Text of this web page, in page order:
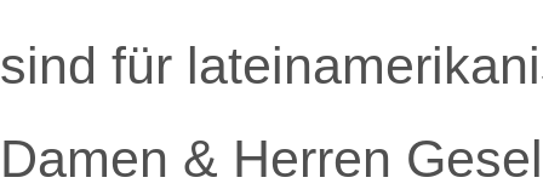
sind für
Damen & Herren